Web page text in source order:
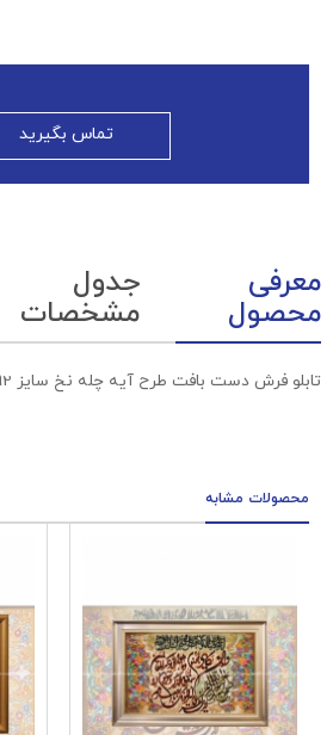
تماس بگیرید
معرفی
محصول
جدول
مشخصات
تابلو فرش دست بافت طرح آیه چله نخ سایز 0.47x0.92
محصولات مشابه